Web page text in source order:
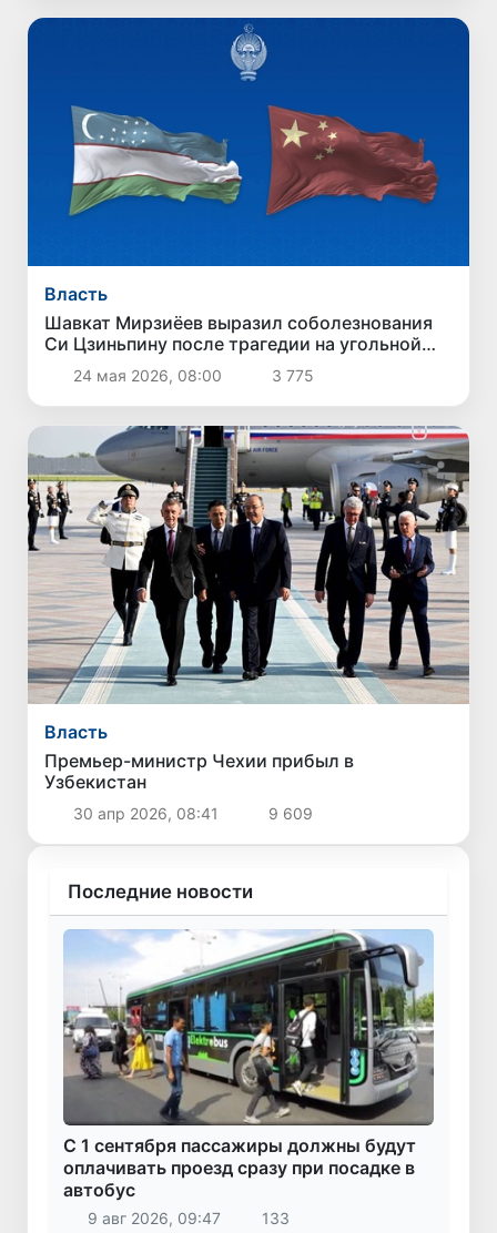
Власть
Шавкат Мирзиёев выразил соболезнования
Си Цзиньпину после трагедии на угольной
шахте в Китае
24 мая 2026, 08:00 3 775
Власть
Премьер-министр Чехии прибыл в
Узбекистан
30 апр 2026, 08:41 9 609
Последние новости
С 1 сентября пассажиры должны будут
оплачивать проезд сразу при посадке в
автобус
9 авг 2026, 09:47 133